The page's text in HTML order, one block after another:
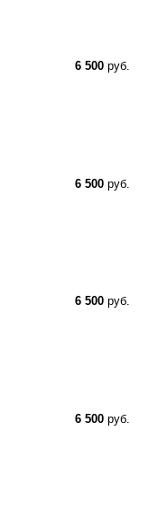
6 500 руб.
6 500 руб.
6 500 руб.
6 500 руб.